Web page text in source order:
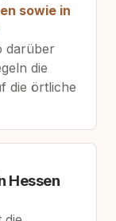
sowie in
darüber
die
die örtliche
Hessen